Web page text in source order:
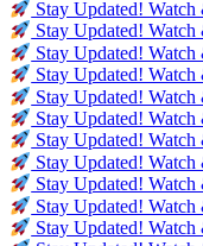
Stay Updated!
Stay Updated!
Stay Updated!
Stay Updated!
Stay Updated!
Stay Updated!
Stay Updated!
Stay Updated!
Stay Updated!
Stay Updated!
Stay Updated!